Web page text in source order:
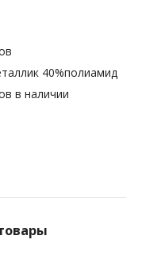
40%полиамид
в наличии